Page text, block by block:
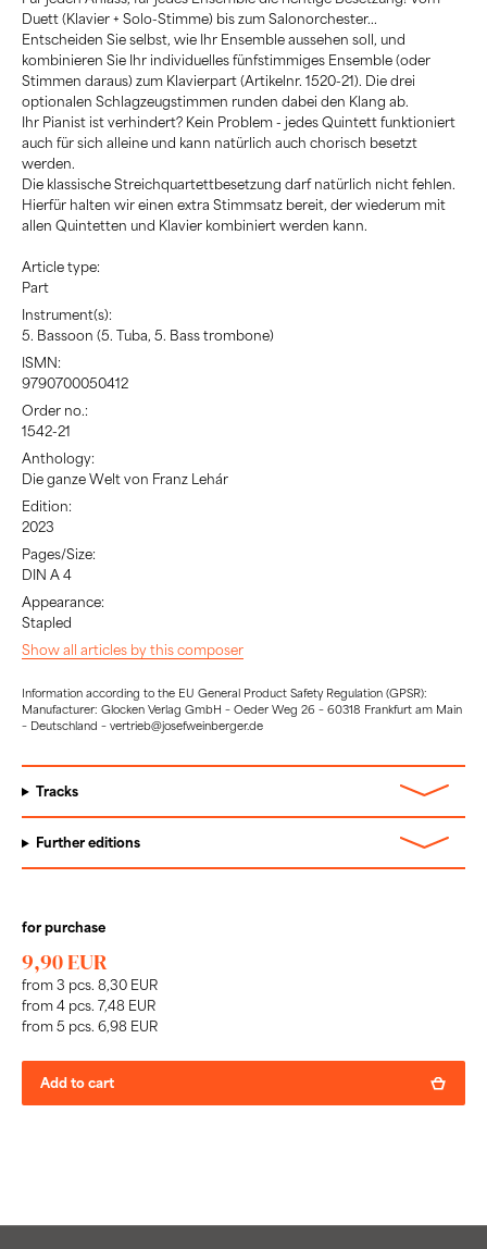
Duett (Klavier + Solo-Stimme) bis zum Salonorchester...
Entscheiden Sie selbst, wie Ihr Ensemble aussehen soll, und
kombinieren Sie Ihr individuelles fünfstimmiges Ensemble (oder
Stimmen daraus) zum Klavierpart (Artikelnr. 1520-21). Die drei
optionalen Schlagzeugstimmen runden dabei den Klang ab.
Ihr Pianist ist verhindert? Kein Problem - jedes Quintett funktioniert
auch für sich alleine und kann natürlich auch chorisch besetzt
werden.
Die klassische Streichquartettbesetzung darf natürlich nicht fehlen.
Hierfür halten wir einen extra Stimmsatz bereit, der wiederum mit
allen Quintetten und Klavier kombiniert werden kann.
Article type:
Part
Instrument(s):
5. Bassoon (5. Tuba, 5. Bass trombone)
ISMN:
9790700050412
Order no.:
1542-21
Anthology:
Die ganze Welt von Franz Lehár
Edition:
2023
Pages/Size:
DIN A 4
Appearance:
Stapled
Show all articles by this composer
Information according to the EU General Product Safety Regulation (GPSR):
Manufacturer: Glocken Verlag GmbH – Oeder Weg 26 – 60318 Frankfurt am Main
– Deutschland – vertrieb@josefweinberger.de
Tracks
Further editions
for purchase
9,90 EUR
from 3 pcs. 8,30 EUR
from 4 pcs. 7,48 EUR
from 5 pcs. 6,98 EUR
Add to cart